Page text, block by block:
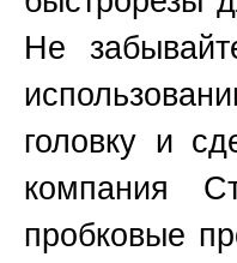
Не
головку и
компания
пробковые